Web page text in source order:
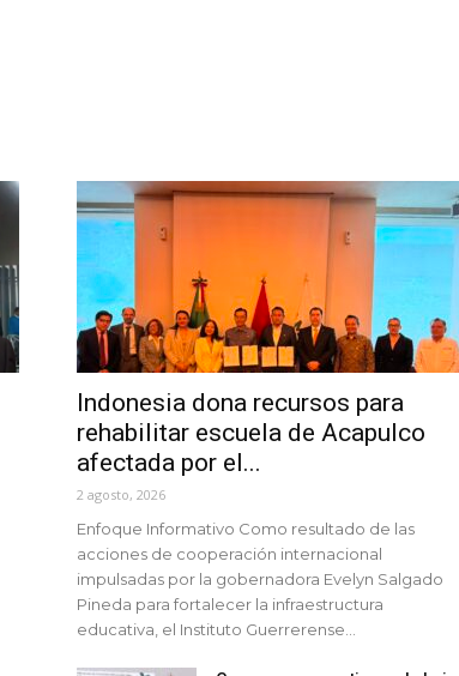
Indonesia dona recursos para
rehabilitar escuela de Acapulco
afectada por el...
2 agosto, 2026
Enfoque Informativo Como resultado de las
acciones de cooperación internacional
impulsadas por la gobernadora Evelyn Salgado
Pineda para fortalecer la infraestructura
educativa, el Instituto Guerrerense...